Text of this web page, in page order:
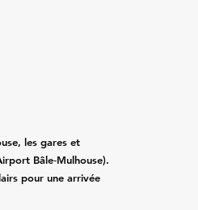
les gares et
Bâle‑Mulhouse).
pour une arrivée